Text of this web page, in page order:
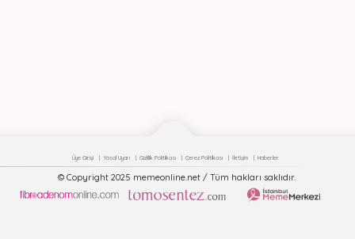
Üye Girişi Yasal Uyarı Gizlilik Politikası Çerez Politikası İletişim Haberler
© Copyright 2025 memeonline.net / Tüm hakları saklıdır.